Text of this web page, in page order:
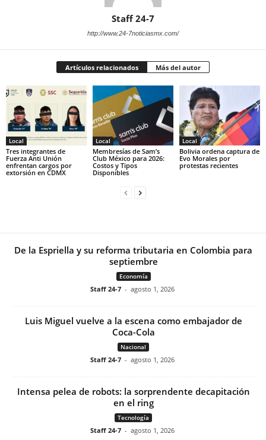
Staff 24-7
http://www.24-7noticiasmx.com/
Artículos relacionados Más del autor
Local
Tres integrantes de
Fuerza Anti Unión
enfrentan cargos por
extorsión en CDMX
Local
Membresías de Sam’s
Club México para 2026:
Costos y Tipos
Disponibles
Local
Bolivia ordena captura de
Evo Morales por
protestas recientes
De la Espriella y su reforma tributaria en Colombia para
septiembre
Economía
Staff 24-7 - agosto 1, 2026
Luis Miguel vuelve a la escena como embajador de
Coca-Cola
Nacional
Staff 24-7 - agosto 1, 2026
Intensa pelea de robots: la sorprendente decapitación
en el ring
Tecnología
Staff 24-7 - agosto 1, 2026